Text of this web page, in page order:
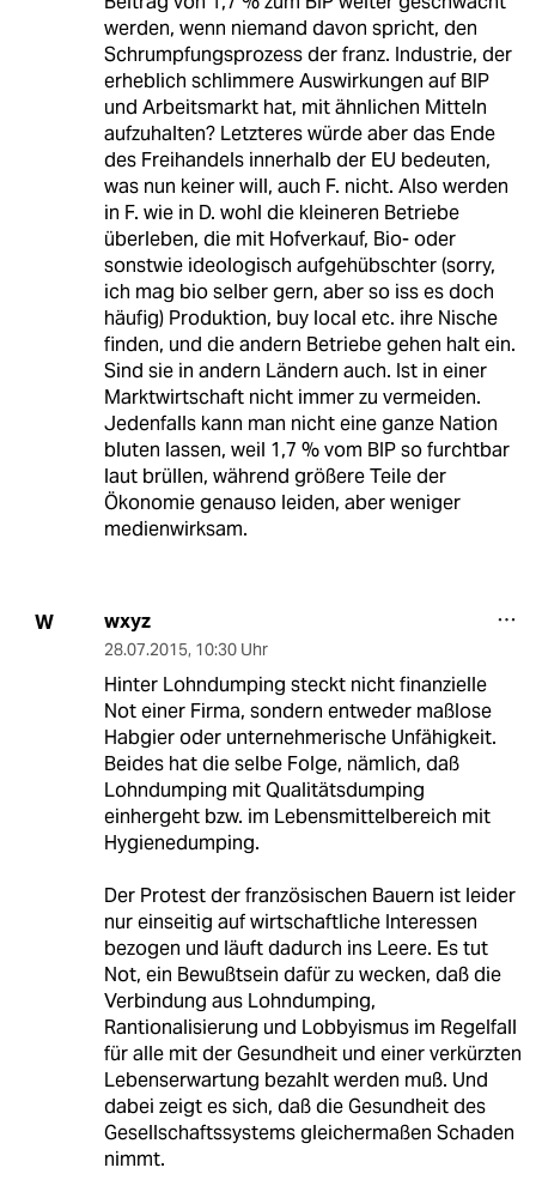
werden, wenn niemand davon spricht, den
Schrumpfungsprozess der franz. Industrie, der
erheblich schlimmere Auswirkungen auf BIP
und Arbeitsmarkt hat, mit ähnlichen Mitteln
aufzuhalten? Letzteres würde aber das Ende
des Freihandels innerhalb der EU bedeuten,
was nun keiner will, auch F. nicht. Also werden
in F. wie in D. wohl die kleineren Betriebe
überleben, die mit Hofverkauf, Bio- oder
sonstwie ideologisch aufgehübschter (sorry,
ich mag bio selber gern, aber so iss es doch
häufig) Produktion, buy local etc. ihre Nische
finden, und die andern Betriebe gehen halt ein.
Sind sie in andern Ländern auch. Ist in einer
Marktwirtschaft nicht immer zu vermeiden.
Jedenfalls kann man nicht eine ganze Nation
bluten lassen, weil 1,7 % vom BIP so furchtbar
laut brüllen, während größere Teile der
Ökonomie genauso leiden, aber weniger
medienwirksam.
W wxyz
28.07.2015, 10:30 Uhr
Hinter Lohndumping steckt nicht finanzielle
Not einer Firma, sondern entweder maßlose
Habgier oder unternehmerische Unfähigkeit.
Beides hat die selbe Folge, nämlich, daß
Lohndumping mit Qualitätsdumping
einhergeht bzw. im Lebensmittelbereich mit
Hygienedumping.
Der Protest der französischen Bauern ist leider
nur einseitig auf wirtschaftliche Interessen
bezogen und läuft dadurch ins Leere. Es tut
Not, ein Bewußtsein dafür zu wecken, daß die
Verbindung aus Lohndumping,
Rantionalisierung und Lobbyismus im Regelfall
für alle mit der Gesundheit und einer verkürzten
Lebenserwartung bezahlt werden muß. Und
dabei zeigt es sich, daß die Gesundheit des
Gesellschaftssystems gleichermaßen Schaden
nimmt.